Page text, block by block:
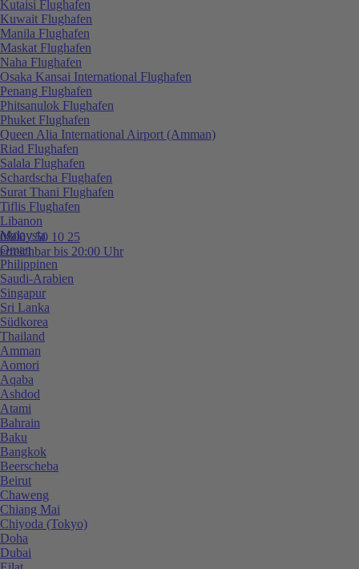
0800 / 50 10 25
erreichbar bis 20:00 Uhr
Kutaisi Flughafen
Kuwait Flughafen
Manila Flughafen
Maskat Flughafen
Naha Flughafen
Osaka Kansai International Flughafen
Penang Flughafen
Phitsanulok Flughafen
Phuket Flughafen
Queen Alia International Airport (Amman)
Riad Flughafen
Salala Flughafen
Schardscha Flughafen
Surat Thani Flughafen
Tiflis Flughafen
Libanon
Malaysia
Oman
Philippinen
Saudi-Arabien
Singapur
Sri Lanka
Südkorea
Thailand
Amman
Aomori
Aqaba
Ashdod
Atami
Bahrain
Baku
Bangkok
Beerscheba
Beirut
Chaweng
Chiang Mai
Chiyoda (Tokyo)
Doha
Dubai